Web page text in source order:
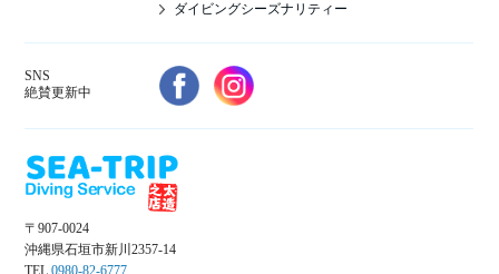
ダイビングシーズナリティー
SNS
絶賛更新中
〒907-0024
沖縄県石垣市新川2357-14
TEL 0980-82-6777